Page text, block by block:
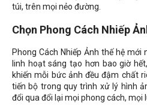
túi, trên mọi nẻo đường.
Chọn Phong Cách Nhiếp
Phong Cách Nhiếp Ảnh thế hệ
linh hoạt sáng tạo hơn bao giờ
khiến mỗi bức ảnh đều đậm chất
tiến bộ trong quy trình xử lý hình
đổi qua đổi lại mọi phong cách, mọi